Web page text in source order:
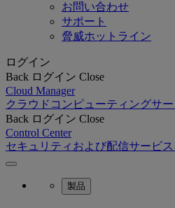
お問い合わせ
サポート
脅威ホットライン
ログイン
Back ログイン Close
Cloud Manager
クラウドコンピューティングサ
Back ログイン Close
Control Center
セキュリティおよび配信サービ
製品